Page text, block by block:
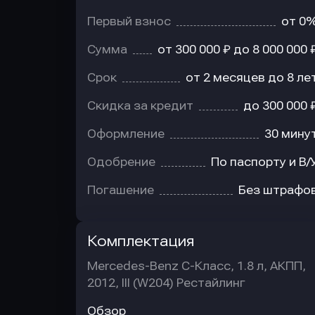
Первый взнос от
Сумма от 300 000 ₽ до 8 000 000
Срок от 2 месяцев до 8
Скидка за кредит до 300 000
Оформление 30
Одобрение По паспорту и В/
Погашение Без
Комплектация
Mercedes-Benz C-Класс, 1.8 л, АКПП,
2012, III (W204) Рестайлинг
Обзор